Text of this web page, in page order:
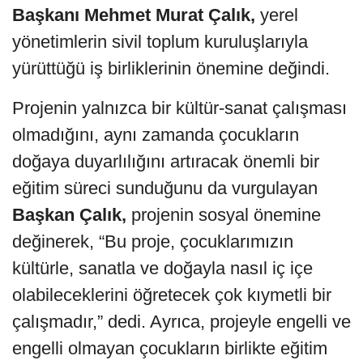
Başkanı Mehmet Murat Çalık, yerel
yönetimlerin sivil toplum kuruluşlarıyla
yürüttüğü iş birliklerinin önemine değindi.
Projenin yalnızca bir kültür-sanat çalışması
olmadığını, aynı zamanda çocukların
doğaya duyarlılığını artıracak önemli bir
eğitim süreci sunduğunu da vurgulayan
Başkan Çalık, projenin sosyal önemine
değinerek, “Bu proje, çocuklarımızın
kültürle, sanatla ve doğayla nasıl iç içe
olabileceklerini öğretecek çok kıymetli bir
çalışmadır,” dedi. Ayrıca, projeyle engelli ve
engelli olmayan çocukların birlikte eğitim